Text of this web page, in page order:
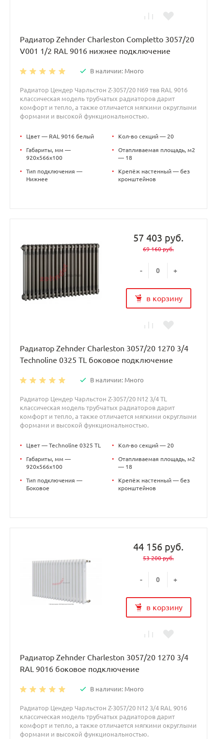
Радиатор Zehnder Charleston Completto 3057/20
V001 1/2 RAL 9016 нижнее подключение
В наличии: Много
Радиатор Цендер Чарльстон Z-3057/20 N69 твв RAL 9016
классическая модель трубчатых радиаторов дарит
комфорт и тепло, а также отличается мягкими округлыми
формами и высокой функциональностью.
• Цвет — RAL 9016 белый
•
Габариты, мм —
920x566x100
•
Тип подключения —
Нижнее
• Кол-во секций — 20
•
Отапливаемая площадь, м2
— 18
•
Крепёж настенный — без
кронштейнов
57 403 руб.
69 160 руб.
- +
в корзину
Радиатор Zehnder Charleston 3057/20 1270 3/4
Technoline 0325 TL боковое подключение
В наличии: Много
Радиатор Цендер Чарльстон Z-3057/20 N12 3/4 TL
классическая модель трубчатых радиаторов дарит
комфорт и тепло, а также отличается мягкими округлыми
формами и высокой функциональностью.
• Цвет — Technoline 0325 TL
•
Габариты, мм —
920x566x100
•
Тип подключения —
Боковое
• Кол-во секций — 20
•
Отапливаемая площадь, м2
— 18
•
Крепёж настенный — без
кронштейнов
44 156 руб.
53 200 руб.
- +
в корзину
Радиатор Zehnder Charleston 3057/20 1270 3/4
RAL 9016 боковое подключение
В наличии: Много
Радиатор Цендер Чарльстон Z-3057/20 N12 3/4 RAL 9016
классическая модель трубчатых радиаторов дарит
комфорт и тепло, а также отличается мягкими округлыми
формами и высокой функциональностью.